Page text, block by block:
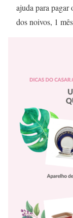
ajuda para pagar
dos noivos, 1